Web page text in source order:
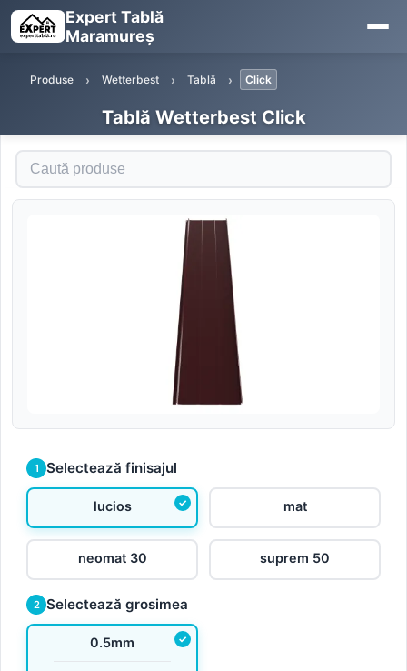
Expert Tablă
Maramureș
Produse Wetterbest Tablă Click
Tablă Wetterbest Click
Caută produse
1 Selectează finisajul
lucios mat
neomat 30 suprem 50
2 Selectează grosimea
0.5mm